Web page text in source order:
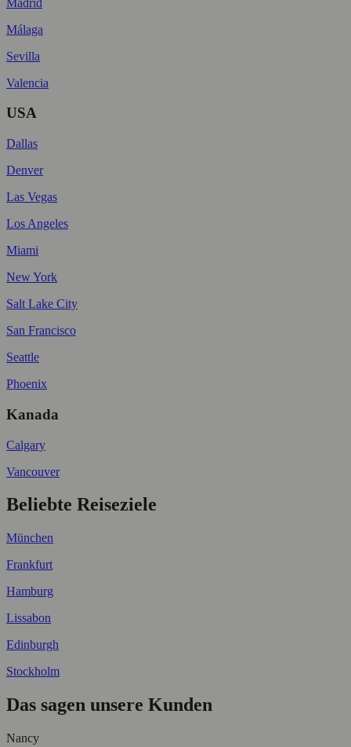
Málaga
Sevilla
Valencia
USA
Dallas
Denver
Las Vegas
Los Angeles
Miami
New York
Salt Lake City
San Francisco
Seattle
Phoenix
Kanada
Calgary
Vancouver
Beliebte Reiseziele
München
Frankfurt
Hamburg
Lissabon
Edinburgh
Stockholm
Das sagen unsere Kunden
Nancy